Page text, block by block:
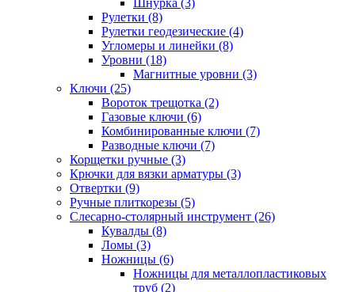
Шнурка (3)
Рулетки (8)
Рулетки геодезические (4)
Угломеры и линейки (8)
Уровни (18)
Магнитные уровни (3)
Ключи (25)
Вороток трещотка (2)
Газовые ключи (6)
Комбинированные ключи (7)
Разводные ключи (7)
Корщетки ручные (3)
Крючки для вязки арматуры (3)
Отвертки (9)
Ручные плиткорезы (5)
Слесарно-столярный инструмент (26)
Кувалды (8)
Ломы (3)
Ножницы (6)
Ножницы для металлопластиковых
труб (2)